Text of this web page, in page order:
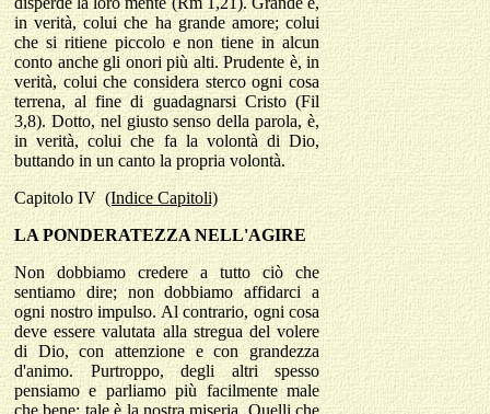
in verità, colui che ha grande amore; colui
che si ritiene piccolo e non tiene in alcun
conto anche gli onori più alti. Prudente è, in
verità, colui che considera sterco ogni cosa
terrena, al fine di guadagnarsi Cristo (Fil
3,8). Dotto, nel giusto senso della parola, è,
in verità, colui che fa la volontà di Dio,
buttando in un canto la propria volontà.
Capitolo IV (Indice Capitoli)
LA PONDERATEZZA NELL'AGIRE
Non dobbiamo credere a tutto ciò che
sentiamo dire; non dobbiamo affidarci a
ogni nostro impulso. Al contrario, ogni cosa
deve essere valutata alla stregua del volere
di Dio, con attenzione e con grandezza
d'animo. Purtroppo, degli altri spesso
pensiamo e parliamo più facilmente male
che bene: tale è la nostra miseria. Quelli che